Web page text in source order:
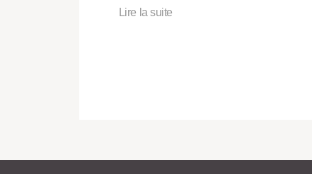
Lire la suite